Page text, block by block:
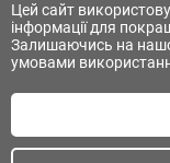
Цей сайт
інформації для
Залишаючись на
умовами
©